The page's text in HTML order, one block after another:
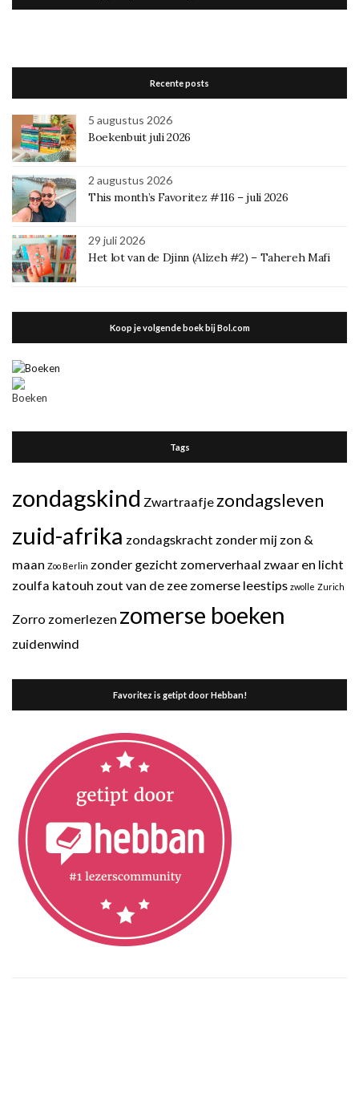
Recente posts
5 augustus 2026
Boekenbuit juli 2026
2 augustus 2026
This month’s Favoritez #116 – juli 2026
29 juli 2026
Het lot van de Djinn (Alizeh #2) – Tahereh Mafi
Koop je volgende boek bij Bol.com
Tags
zondagskind Zwartraafjezondagsleven
zuid-afrika zondagskracht zonder mij zon &
maan Zoo Berlin zonder gezicht zomerverhaal zwaar en licht
zoulfa katouh zout van de zee zomerse leestips zwolle Zurich
Zorro zomerlezen zomerse boeken
zuidenwind
Favoritez is getipt door Hebban!